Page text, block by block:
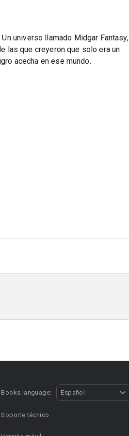
universo llamado Midgar Fantasy,
las que creyeron que solo era un
acecha en ese mundo.
Books language: Español
Soporte técnico